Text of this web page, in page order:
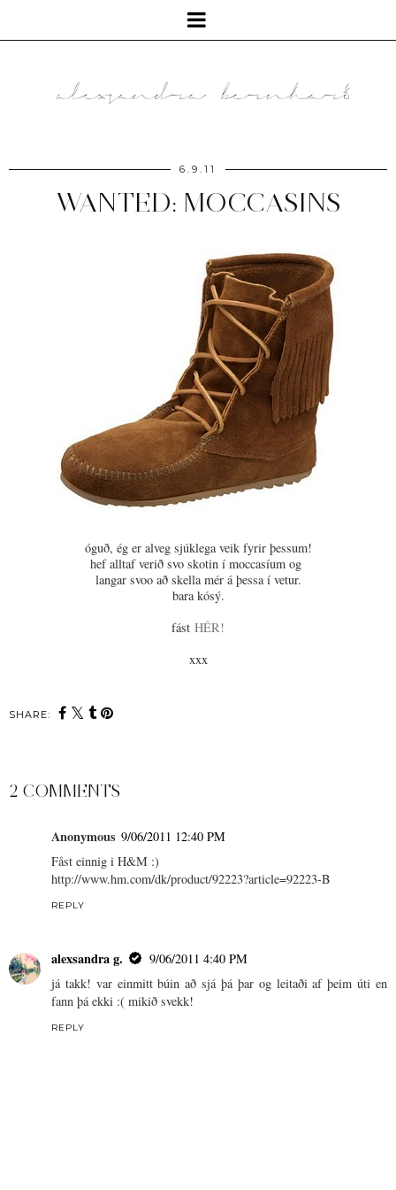
6.9.11
WANTED: MOCCASINS
óguð, ég er alveg sjúklega veik fyrir þessum!
hef alltaf verið svo skotin í moccasíum og
langar svoo að skella mér á þessa í vetur.
bara kósý.
fást HÉR!
xxx
SHARE:
2 COMMENTS
Anonymous 9/06/2011 12:40 PM
Fåst einnig i H&M :)
http://www.hm.com/dk/product/92223?article=92223-B
REPLY
alexsandra g.
9/06/2011 4:40 PM
já takk! var einmitt búin að sjá þá þar og leitaði af þeim úti en
fann þá ekki :( mikið svekk!
REPLY